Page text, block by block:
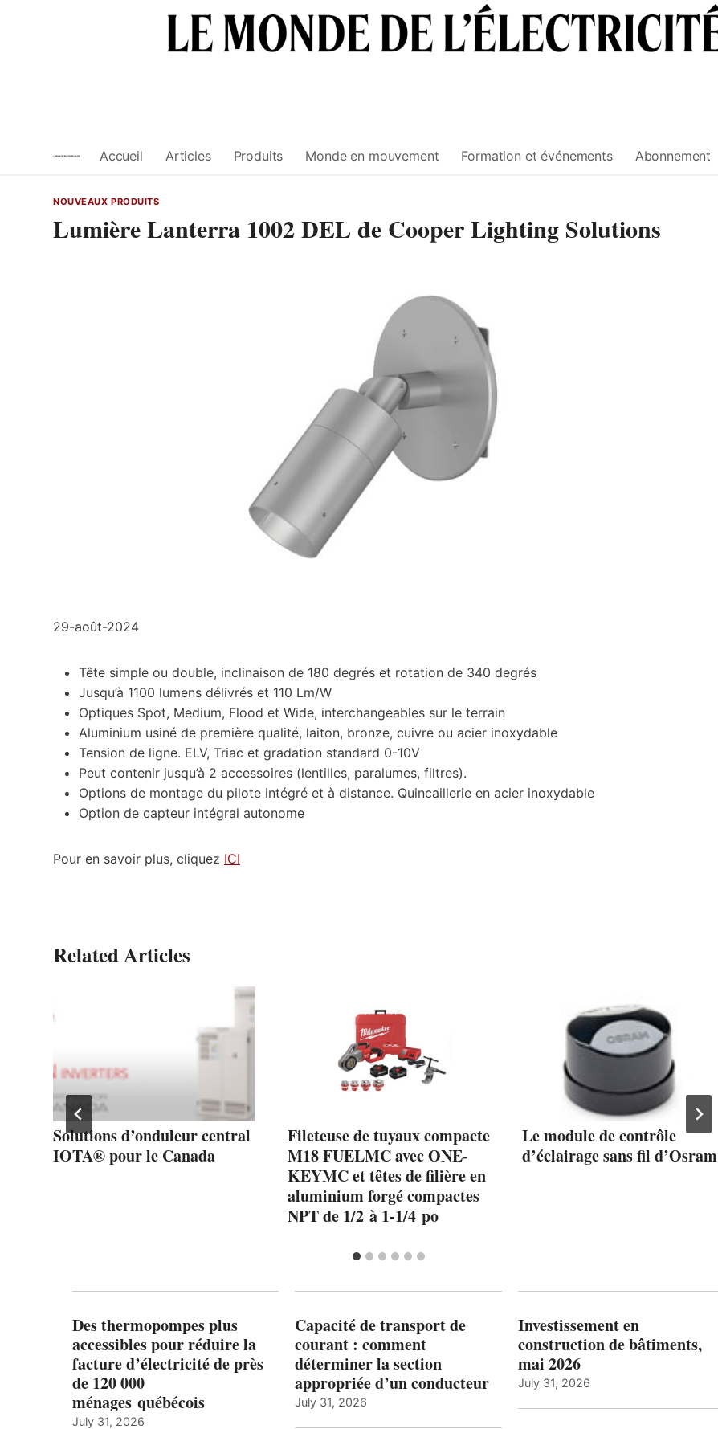
Accueil Articles Produits Monde en mouvement Formation et événements Abonnement
NOUVEAUX PRODUITS
Lumière Lanterra 1002 DEL de Cooper Lighting Solutions
29-août-2024
Tête simple ou double, inclinaison de 180 degrés et rotation de 340 degrés
Jusqu’à 1100 lumens délivrés et 110 Lm/W
Optiques Spot, Medium, Flood et Wide, interchangeables sur le terrain
Aluminium usiné de première qualité, laiton, bronze, cuivre ou acier inoxydable
Tension de ligne. ELV, Triac et gradation standard 0-10V
Peut contenir jusqu’à 2 accessoires (lentilles, paralumes, filtres).
Options de montage du pilote intégré et à distance. Quincaillerie en acier inoxydable
Option de capteur intégral autonome
Pour en savoir plus, cliquez ICI
Related Articles
Solutions d’onduleur central
IOTA® pour le Canada
Fileteuse de tuyaux compacte
M18 FUELMC avec ONE-
KEYMC et têtes de filière en
aluminium forgé compactes
NPT de 1/2 à 1-1/4 po
Le module de contrôle
d’éclairage sans fil d’Osram
Des thermopompes plus
accessibles pour réduire la
facture d’électricité de près
de 120 000
ménages québécois
July 31, 2026
Capacité de transport de
courant : comment
déterminer la section
appropriée d’un conducteur
July 31, 2026
Investissement en
construction de bâtiments,
mai 2026
July 31, 2026